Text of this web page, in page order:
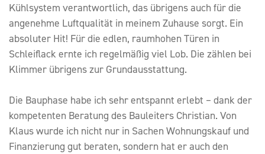
Kühlsystem verantwortlich, das übrigens auch für die
angenehme Luftqualität in meinem Zuhause sorgt. Ein
absoluter Hit! Für die edlen, raumhohen Türen in
Schleiflack ernte ich regelmäßig viel Lob. Die zählen bei
Klimmer übrigens zur Grundausstattung.
Die Bauphase habe ich sehr entspannt erlebt – dank der
kompetenten Beratung des Bauleiters Christian. Von
Klaus wurde ich nicht nur in Sachen Wohnungskauf und
Finanzierung gut beraten, sondern hat er auch den